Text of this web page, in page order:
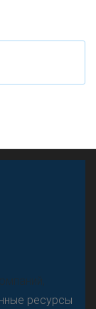
цифровом
ресурсы